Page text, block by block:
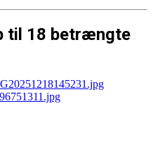
til 18 betrængte